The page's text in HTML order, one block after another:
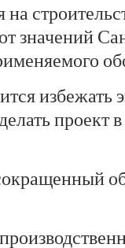
значений
избежать
проект